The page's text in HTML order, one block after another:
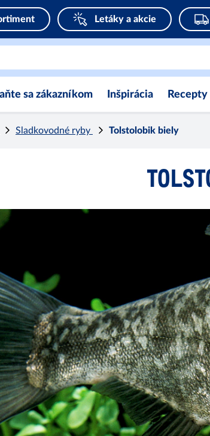
Letáky a akcie
sa zákazníkom Inšpirácia Recepty
Sladkovodné ryby Tolstolobik biely